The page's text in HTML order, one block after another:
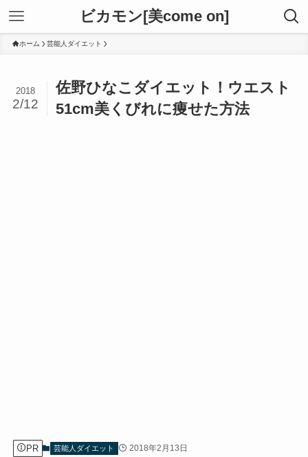
ビカモン[美come on]
ホーム 芸能人ダイエット
佐野ひなこダイエット！ウエスト
51cm美くびれに痩せた方法
2018
2/12
PR 芸能人ダイエット 2018年2月13日